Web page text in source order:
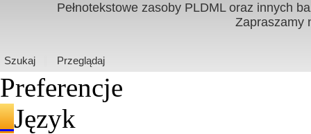
Pełnotekstowe zasoby PLDML oraz innych
Zapraszamy
Szukaj Przeglądaj
Preferencje
Język